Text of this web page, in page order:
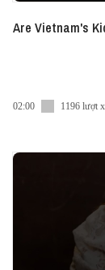
Are Vietnam's
02:00 1196 lượt